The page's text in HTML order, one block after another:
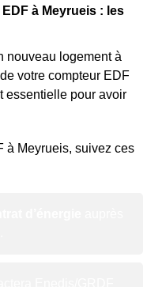
à Meyrueis : les
nouveau logement à
votre compteur EDF
essentielle pour avoir
à Meyrueis, suivez ces